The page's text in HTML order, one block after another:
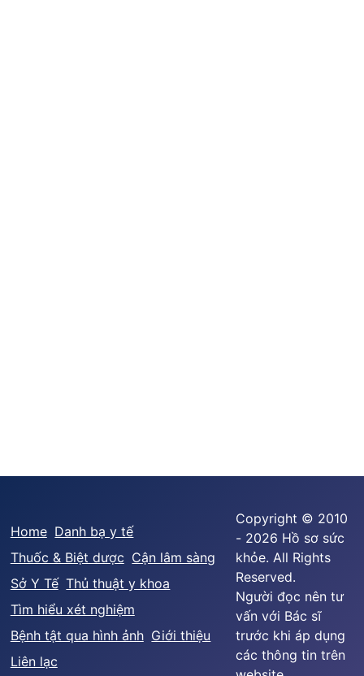
Home Danh bạ y tế
Thuốc & Biệt dược Cận lâm sàng
Sở Y Tế Thủ thuật y khoa
Tìm hiểu xét nghiệm
Bệnh tật qua hình ảnh Giới thiệu
Liên lạc
Copyright © 2010
- 2026 Hồ sơ sức
khỏe. All Rights
Reserved.
Người đọc nên tư
vấn với Bác sĩ
trước khi áp dụng
các thông tin trên